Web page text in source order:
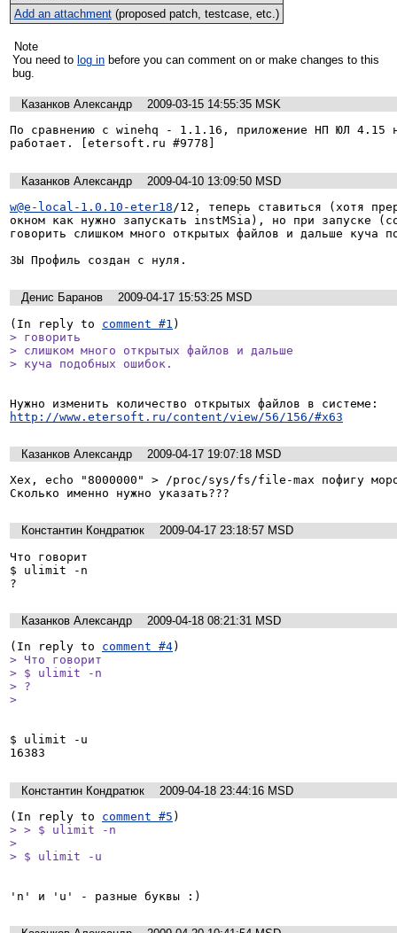
Add an attachment(proposed patch, testcase, etc.)
Note
You need to log in
bug.
Казанков Александр
2009-03-15 14:55:35 MSK
По сравнению с winehq - 1.1.16, приложение НП ЮЛ 4.15
работает. [etersoft.ru #9778]
Казанков Александр
2009-04-10 13:09:50 MSD
w@e-local-1.0.10-eter18 /12, теперь ставиться (хотя
окном как нужно запускать instMSia), но при запуске
говорить слишком много открытых файлов и дальше куча
ЗЫ Профиль создан с нуля.
Денис Баранов
2009-04-17 15:53:25 MSD
(In reply to comment #1
> говорить
> слишком много открытых файлов и дальше
> куча подобных ошибок.
http://www.etersoft.ru/content/view/56/156/#x63
Казанков Александр
2009-04-17 19:07:18 MSD
Хех, echo "8000000" > /proc/sys/fs/file-max пофигу
Сколько именно нужно указать???
Константин Кондратюк
2009-04-17 23:18:57 MSD
Что говорит
$ ulimit -n
?
Казанков Александр
2009-04-18 08:21:31 MSD
(In reply to comment #4
> Что говорит
> $ ulimit -n
> ?
>
$ ulimit -u
Константин Кондратюк
2009-04-18 23:44:16 MSD
(In reply to comment #5
> > $ ulimit -n
>
> $ ulimit -u
'n' и 'u' - разные буквы :)